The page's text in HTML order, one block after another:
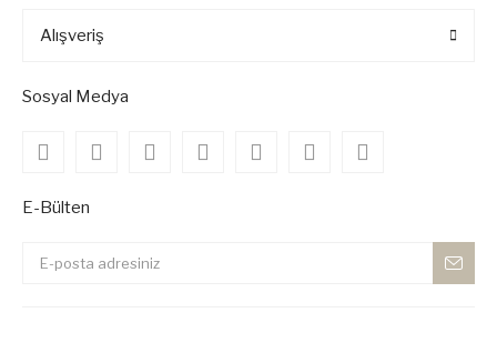
Alışveriş
Sosyal Medya
E-Bülten